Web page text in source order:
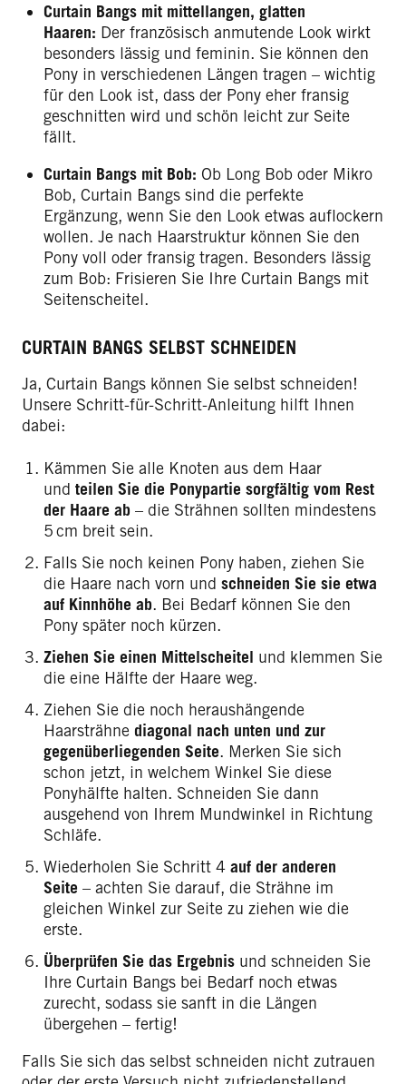
Curtain Bangs mit mittellangen, glatten
Haaren: Der französisch anmutende Look wirkt
besonders lässig und feminin. Sie können den
Pony in verschiedenen Längen tragen – wichtig
für den Look ist, dass der Pony eher fransig
geschnitten wird und schön leicht zur Seite
fällt.
Curtain Bangs mit Bob: Ob Long Bob oder Mikro
Bob, Curtain Bangs sind die perfekte
Ergänzung, wenn Sie den Look etwas auflockern
wollen. Je nach Haarstruktur können Sie den
Pony voll oder fransig tragen. Besonders lässig
zum Bob: Frisieren Sie Ihre Curtain Bangs mit
Seitenscheitel.
CURTAIN BANGS SELBST SCHNEIDEN
Ja, Curtain Bangs können Sie selbst schneiden!
Unsere Schritt-für-Schritt-Anleitung hilft Ihnen
dabei:
Kämmen Sie alle Knoten aus dem Haar
und teilen Sie die Ponypartie sorgfältig vom Rest
der Haare ab – die Strähnen sollten mindestens
5 cm breit sein.
Falls Sie noch keinen Pony haben, ziehen Sie
die Haare nach vorn und schneiden Sie sie etwa
auf Kinnhöhe ab. Bei Bedarf können Sie den
Pony später noch kürzen.
Ziehen Sie einen Mittelscheitel und klemmen Sie
die eine Hälfte der Haare weg.
Ziehen Sie die noch heraushängende
Haarsträhne diagonal nach unten und zur
gegenüberliegenden Seite. Merken Sie sich
schon jetzt, in welchem Winkel Sie diese
Ponyhälfte halten. Schneiden Sie dann
ausgehend von Ihrem Mundwinkel in Richtung
Schläfe.
Wiederholen Sie Schritt 4 auf der anderen
Seite – achten Sie darauf, die Strähne im
gleichen Winkel zur Seite zu ziehen wie die
erste.
Überprüfen Sie das Ergebnis und schneiden Sie
Ihre Curtain Bangs bei Bedarf noch etwas
zurecht, sodass sie sanft in die Längen
übergehen – fertig!
Falls Sie sich das selbst schneiden nicht zutrauen